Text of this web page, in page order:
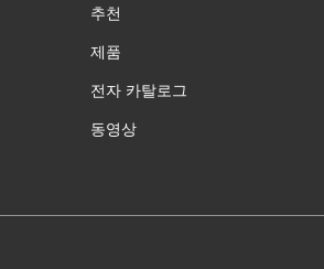
추천
제품
전자 카탈로그
동영상